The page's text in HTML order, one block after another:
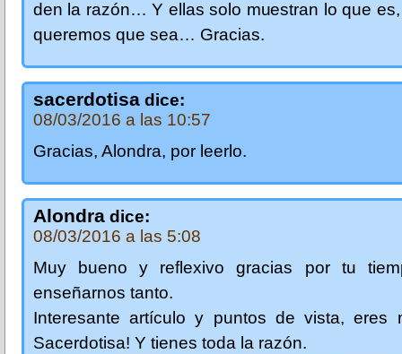
den la razón… Y ellas solo muestran lo que
queremos que sea… Gracias.
sacerdotisa dice:
08/03/2016 a las 10:57
Gracias, Alondra, por leerlo.
Alondra dice:
08/03/2016 a las 5:08
Muy bueno y reflexivo gracias por tu
enseñarnos tanto.
Interesante artículo y puntos de vista, eres
Sacerdotisa! Y tienes toda la razón.